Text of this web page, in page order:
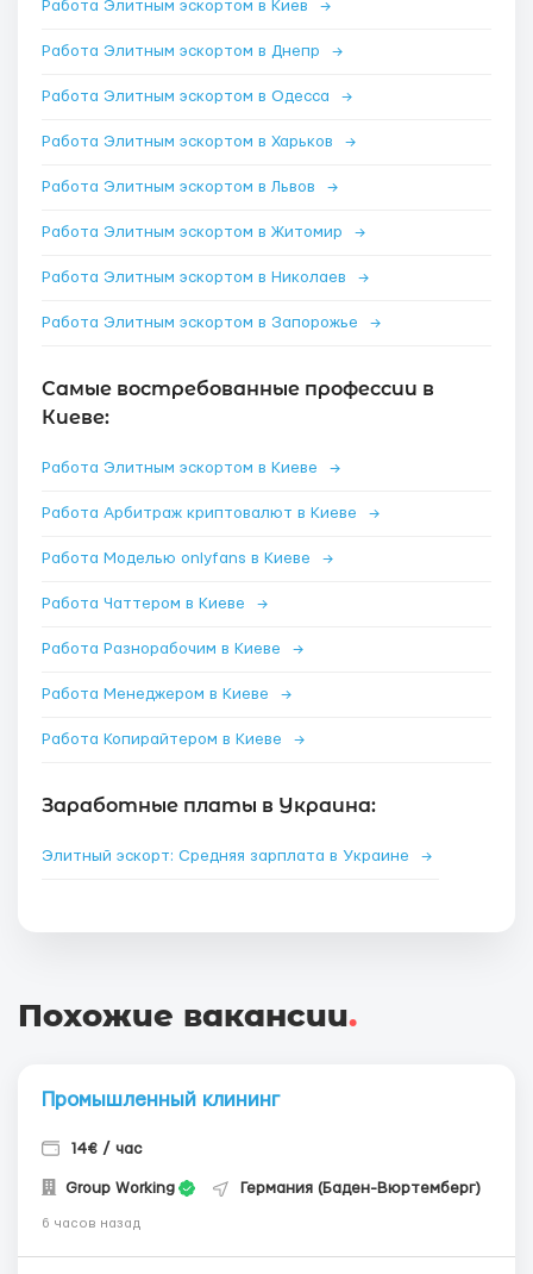
Работа Элитным эскортом в Киев →
Работа Элитным эскортом в Днепр →
Работа Элитным эскортом в Одесса →
Работа Элитным эскортом в Харьков →
Работа Элитным эскортом в Львов →
Работа Элитным эскортом в Житомир →
Работа Элитным эскортом в Николаев →
Работа Элитным эскортом в Запорожье →
Самые востребованные профессии в
Киеве:
Работа Элитным эскортом в Киеве →
Работа Арбитраж криптовалют в Киеве →
Работа Моделью onlyfans в Киеве →
Работа Чаттером в Киеве →
Работа Разнорабочим в Киеве →
Работа Менеджером в Киеве →
Работа Копирайтером в Киеве →
Заработные платы в Украина:
Элитный эскорт: Средняя зарплата в Украине →
Похожие вакансии.
Промышленный клининг
14€ / час
Group Working Германия (Баден-Вюртемберг)
6 часов назад